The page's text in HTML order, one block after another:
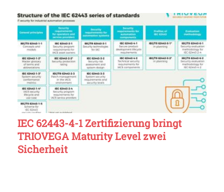
IEC 62443-4-1 Zertifizierung bringt
TRIOVEGA Maturity Level zwei
Sicherheit